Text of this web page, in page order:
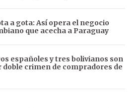
a gota: Así opera el negocio
que acecha a Paraguay
españoles y tres bolivianos son
crimen de compradores de